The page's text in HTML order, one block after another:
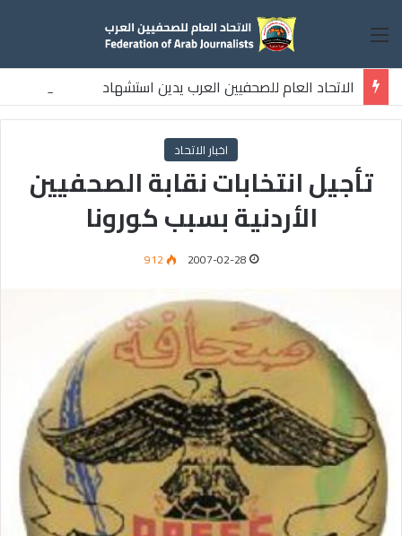
القائمة
الاتحاد العام للصحفيين العرب يدين استشهاد
ثلاثة صحفيين فلسطينيين باستهداف إسرائيلي وسط قطاع غزة
اخبار الاتحاد
تأجيل انتخابات نقابة الصحفيين
الأردنية بسبب كورونا
2007-02-28
912